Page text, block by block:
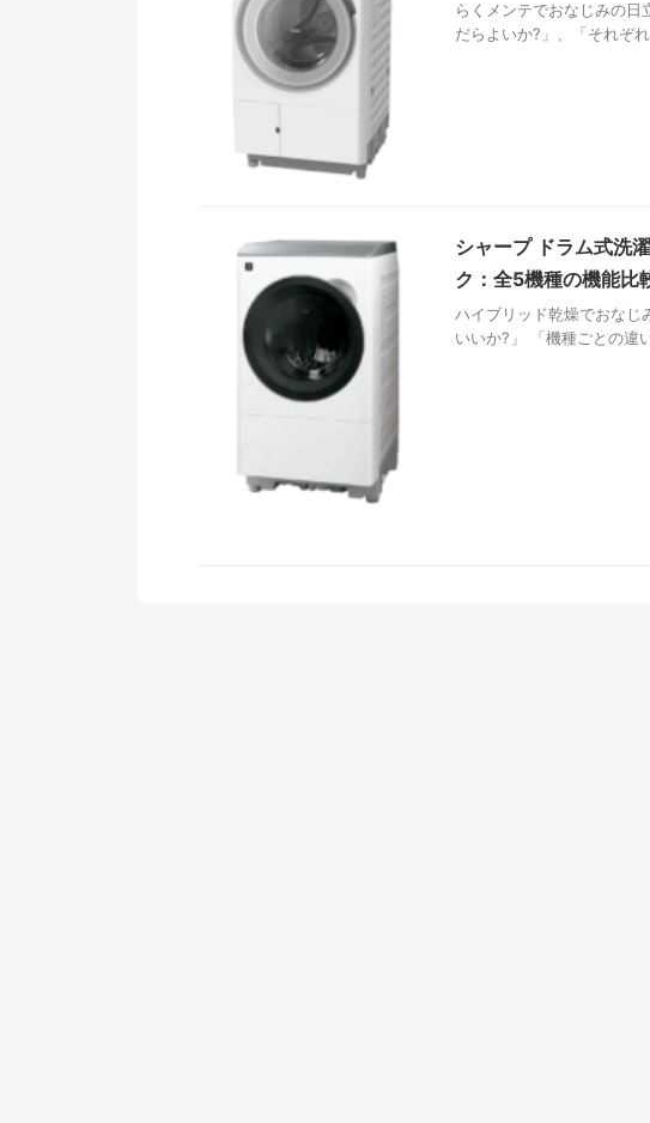
らくメンテでおなじみの
だらよいか?」、「それぞ
シャープ ドラム式洗
ク：全5機種の機能比
ハイブリッド乾燥でおなじ
いいか?」 「機種ごとの違